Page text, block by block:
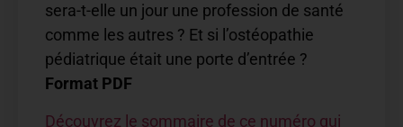
sera-t-elle un jour une profession de santé
comme les autres ? Et si l’ostéopathie
pédiatrique était une porte d’entrée ?
Format PDF
Découvrez le sommaire de ce numéro qui